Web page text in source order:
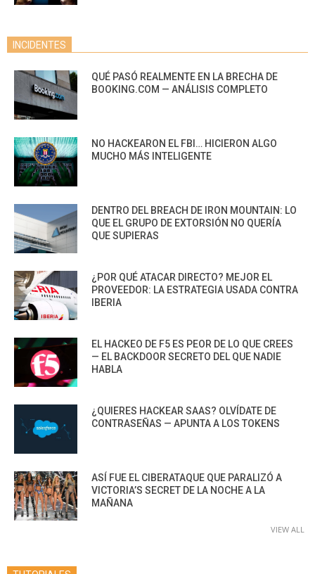
INCIDENTES
QUÉ PASÓ REALMENTE EN LA BRECHA DE
BOOKING.COM — ANÁLISIS COMPLETO
NO HACKEARON EL FBI… HICIERON ALGO
MUCHO MÁS INTELIGENTE
DENTRO DEL BREACH DE IRON MOUNTAIN: LO
QUE EL GRUPO DE EXTORSIÓN NO QUERÍA
QUE SUPIERAS
¿POR QUÉ ATACAR DIRECTO? MEJOR EL
PROVEEDOR: LA ESTRATEGIA USADA CONTRA
IBERIA
EL HACKEO DE F5 ES PEOR DE LO QUE CREES
— EL BACKDOOR SECRETO DEL QUE NADIE
HABLA
¿QUIERES HACKEAR SAAS? OLVÍDATE DE
CONTRASEÑAS — APUNTA A LOS TOKENS
ASÍ FUE EL CIBERATAQUE QUE PARALIZÓ A
VICTORIA’S SECRET DE LA NOCHE A LA
MAÑANA
VIEW ALL